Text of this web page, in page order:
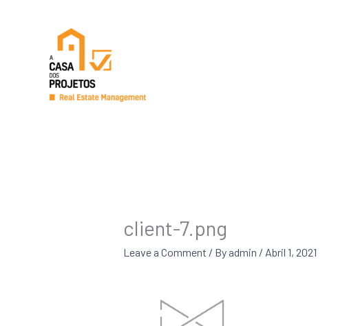
client-7.png
Leave a Comment / By admin / Abril 1, 2021